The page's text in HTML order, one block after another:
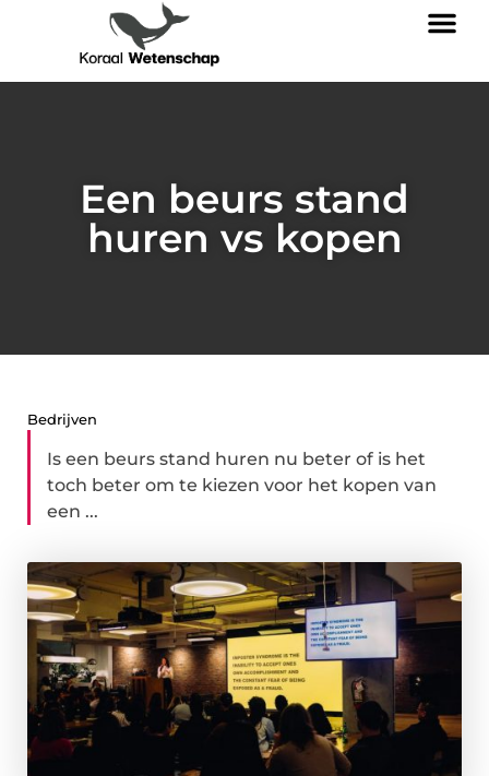
Een beurs stand
huren vs kopen
Bedrijven
Is een beurs stand huren nu beter of is het
toch beter om te kiezen voor het kopen van
een ...